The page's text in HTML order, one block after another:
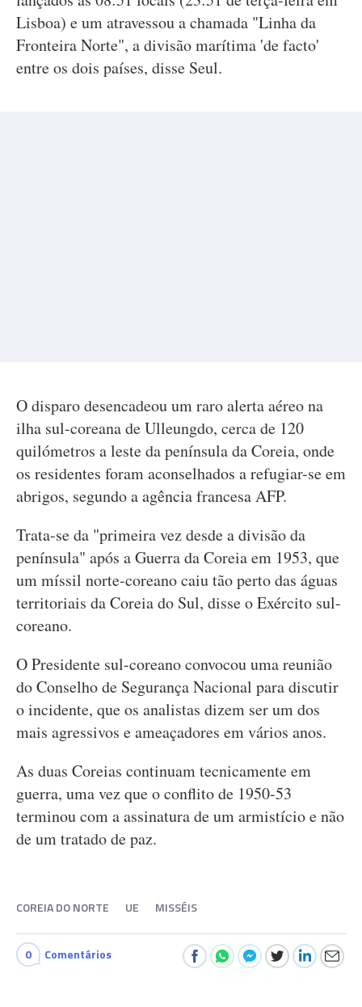
Lisboa) e um atravessou a chamada "Linha da
Fronteira Norte", a divisão marítima 'de facto'
entre os dois países, disse Seul.
O disparo desencadeou um raro alerta aéreo na
ilha sul-coreana de Ulleungdo, cerca de 120
quilómetros a leste da península da Coreia, onde
os residentes foram aconselhados a refugiar-se em
abrigos, segundo a agência francesa AFP.
Trata-se da "primeira vez desde a divisão da
península" após a Guerra da Coreia em 1953, que
um míssil norte-coreano caiu tão perto das águas
territoriais da Coreia do Sul, disse o Exército sul-
coreano.
O Presidente sul-coreano convocou uma reunião
do Conselho de Segurança Nacional para discutir
o incidente, que os analistas dizem ser um dos
mais agressivos e ameaçadores em vários anos.
As duas Coreias continuam tecnicamente em
guerra, uma vez que o conflito de 1950-53
terminou com a assinatura de um armistício e não
de um tratado de paz.
COREIA DO NORTE UE MISSÉIS
0 Comentários